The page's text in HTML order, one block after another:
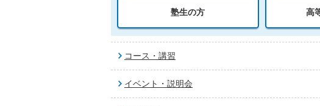
塾生の方 高
コース・講習
イベント・説明会